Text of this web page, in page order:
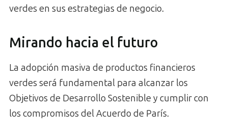
verdes en sus estrategias de negocio.
Mirando hacia el futuro
La adopción masiva de productos financieros
verdes será fundamental para alcanzar los
Objetivos de Desarrollo Sostenible y cumplir con
los compromisos del Acuerdo de París.